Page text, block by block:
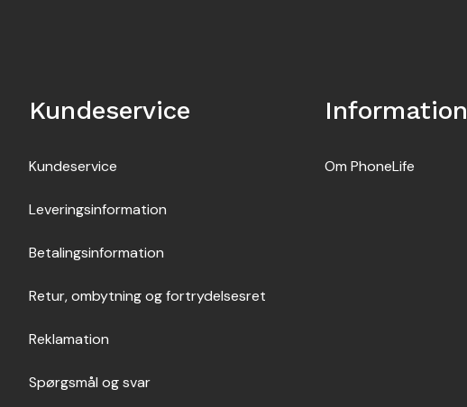
Kundeservice
Kundeservice
Leveringsinformation
Betalingsinformation
Retur, ombytning og fortrydelsesret
Reklamation
Spørgsmål og svar
Information
Om PhoneLife